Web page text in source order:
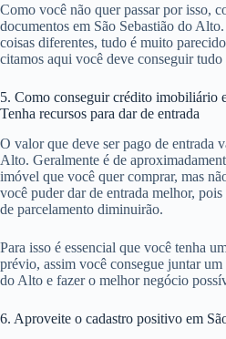
Como você não quer passar por isso,
documentos em São Sebastião do
coisas diferentes, tudo é muito
citamos aqui você deve conseguir
5. Como conseguir crédito imobiliário
Tenha recursos para dar de entrada
O valor que deve ser pago de entrada
Alto. Geralmente é de
imóvel que você quer comprar, mas
você puder dar de entrada melhor,
de parcelamento diminuirão.
Para isso é essencial que você tenha
prévio, assim você consegue juntar
do Alto e fazer o melhor negócio
6. Aproveite o cadastro positivo em